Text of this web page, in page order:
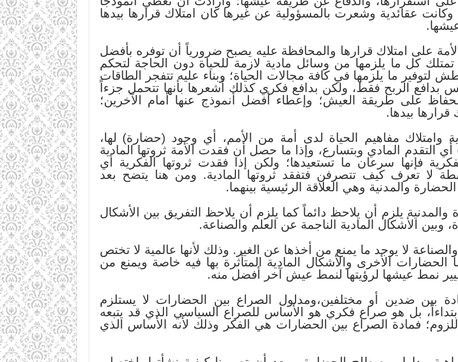
وكانت عقائدية وشعرت بالمسؤولية عن غيرها كان امتلاك قرارها بيدها
على امتلاك قرارها والمحافظة عليه يصبح ضرورياً أن توفره بأفضل
كل ما يلزمها من وسائل مادية لازمة للحياة دون الحاجة لتحكم
لتوفير ما يلزمها في كافة مجالات الحياة؛ وبناء عليه تتفجر الطاقات
بدافع الربح فقط، ولكن بدافع فكري كذلك أشعرها بأنها تتحمل جزءاً
على طريقة العيش؛ وإعطاء أفضل أنموذج عنها أمام الآخرين؛
قرارها بيدها.
وامتلاك مفاهيم الحياة لدى أمة من الأمم، أي وجود (حضارة) لها،
أي التقدم المادي وبتسارع، وإذا ما حصل أن فقدت الأمة ثروتها المادية
فإنها سرعان ما تستعيدها؛ ولكن إذا فقدت ثروتها الفكرية أي
لا تعرف كيف تتصرفن فتفقد ثروتها المادية. ومن هنا يتضح بعد
الحضارة والمدنية وهي العلاقة الرئيسية بينهما.
والمدنية يلزم أن يلاحظ دائماً كما يلزم أن يلاحظ التفريق بين الأشكال
وبين الأشكال المادية الناجمة عن العلم والصناعة.
لا يوجد ما يمنع من أخذها عن الغير. وذلك لأنها عالمية لا تختص
الأخرى والأشكال المادية المتأثرة بها فيه خاصة ويمنع من
نمط عيشها لرؤيتها لنمط عيش آخر أفضل منه.
بين ضدين أو مختلفين،ومدلول الصراع بين الحضارات لا يستلزم
بل هو صراع فكري هو الأساس للصراع السياسي الذي قد يتبعه
فمادة الصراع بين الحضارات هي الفكر وذلك لأنه الأساس الذي